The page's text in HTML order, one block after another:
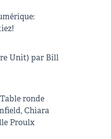
Unit) par Bill
Table ronde
Chiara
Proulx